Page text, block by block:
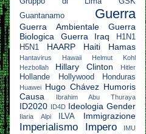
Guantanamo
Guerra
Guerra Ambientale
Guerra
Biologica
Guerra Iraq
H1N1
H5N1
HAARP Haiti Hamas
Hantavirus Hawaii
Helmut Kohl
Hezbollah
Hillary Clinton Hitler
Hollande Hollywood Honduras
Huawei Hugo Chávez Humoris
Causa
Ibrahim Abu Thuraya
ID2020 ID4D Ideologia Gender
Ilaria Alpi ILVA Immigrazione
Imperialismo Impero IMU